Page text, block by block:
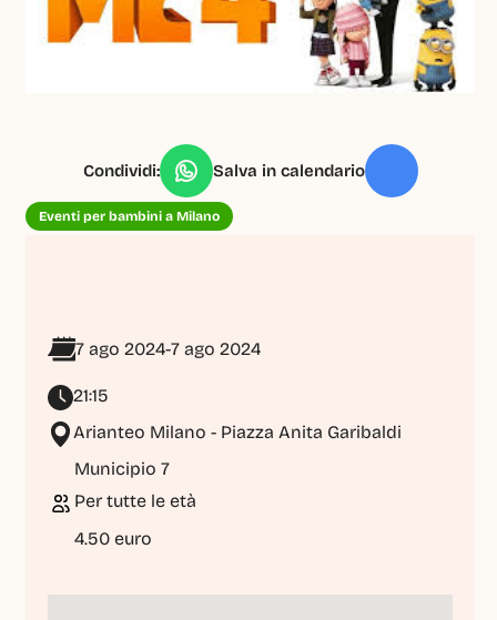
Condividi: Salva in calendario
Eventi per bambini a Milano
7 ago 2024-7 ago 2024
21:15
Arianteo Milano - Piazza Anita Garibaldi
Municipio 7
Per tutte le età
4.50 euro